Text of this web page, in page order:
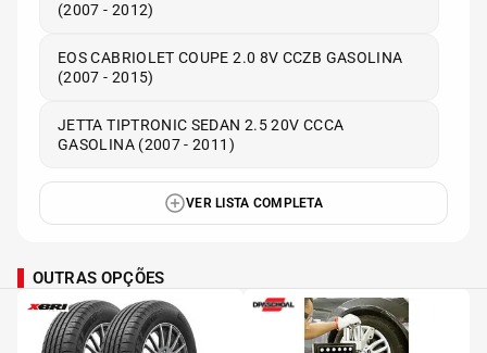
(2007 - 2012)
EOS CABRIOLET COUPE 2.0 8V CCZB GASOLINA
(2007 - 2015)
JETTA TIPTRONIC SEDAN 2.5 20V CCCA
GASOLINA (2007 - 2011)
VER LISTA COMPLETA
OUTRAS OPÇÕES